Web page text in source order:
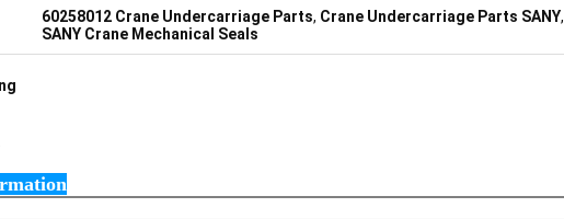
60258012 Crane Undercarriage Parts, Crane Undercarriage Parts SANY,
SANY Crane Mechanical Seals